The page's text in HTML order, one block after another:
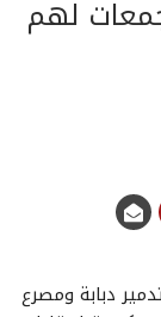
لهم
دبابة ومصرع